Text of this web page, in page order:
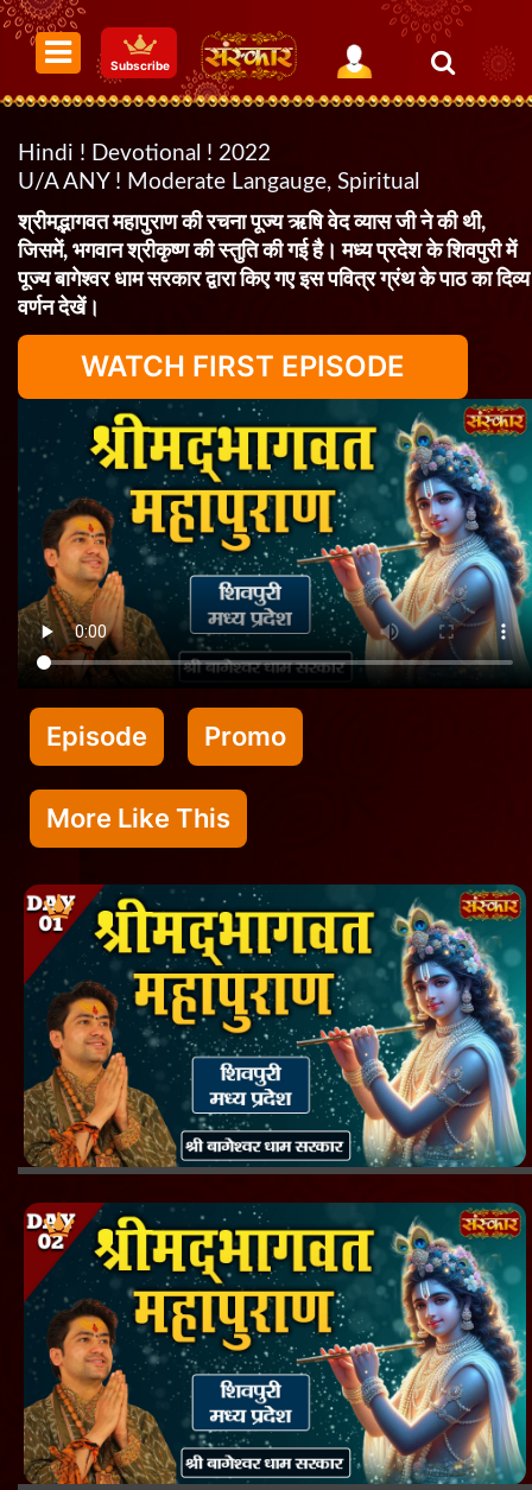
Subscribe
Hindi ! Devotional ! 2022
U/A ANY ! Moderate Langauge, Spiritual
श्रीमद्भागवत महापुराण की रचना पूज्य ऋषि वेद व्यास जी ने की थी,
जिसमें, भगवान श्रीकृष्ण की स्तुति की गई है। मध्य प्रदेश के शिवपुरी में
पूज्य बागेश्वर धाम सरकार द्वारा किए गए इस पवित्र ग्रंथ के पाठ का दिव्य
वर्णन देखें।
WATCH FIRST EPISODE
Episode Promo
More Like This